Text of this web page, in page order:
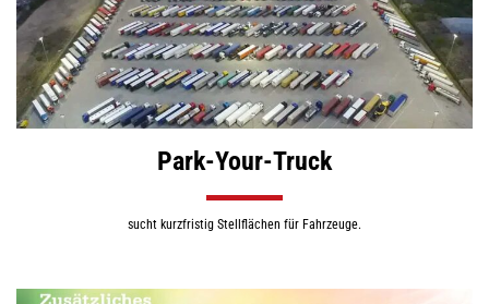
Park-Your-Truck
sucht kurzfristig Stellflächen für Fahrzeuge.